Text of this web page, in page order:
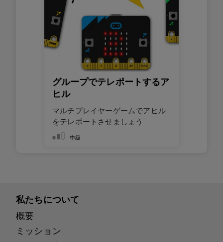
グループでテレポートするア
ヒル
マルチプレイヤーゲームでアヒル
をテレポートさせましょう
中級
私たちについて
概要
ミッション